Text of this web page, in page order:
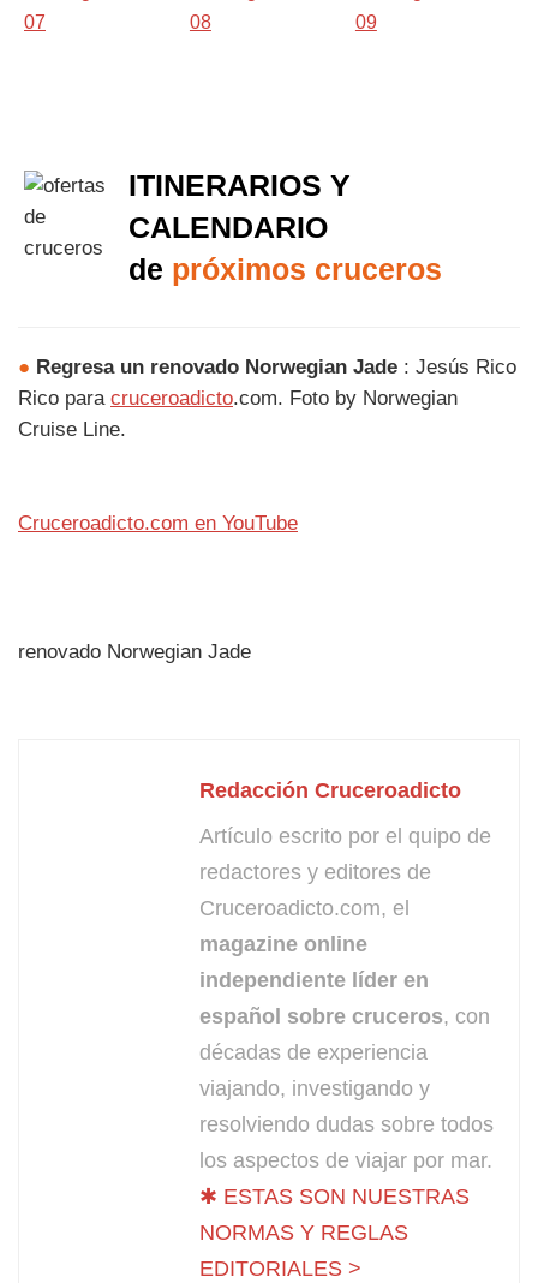
ITINERARIOS Y
CALENDARIO
de próximos cruceros
● Regresa un renovado Norwegian Jade : Jesús Rico
Rico para cruceroadicto.com. Foto by Norwegian
Cruise Line.
Cruceroadicto.com en YouTube
renovado Norwegian Jade
Redacción Cruceroadicto
Artículo escrito por el quipo de
redactores y editores de
Cruceroadicto.com, el
magazine online
independiente líder en
español sobre cruceros, con
décadas de experiencia
viajando, investigando y
resolviendo dudas sobre todos
los aspectos de viajar por mar.
✱ ESTAS SON NUESTRAS
NORMAS Y REGLAS
EDITORIALES >